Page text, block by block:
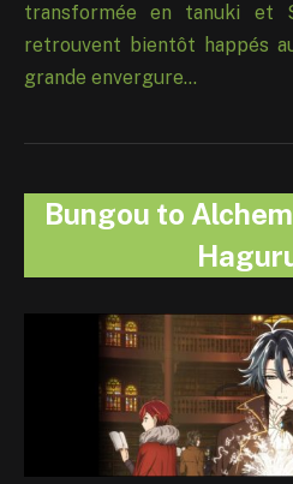
transformée en tanuki et
retrouvent bientôt happés
grande envergure…
Bungou to